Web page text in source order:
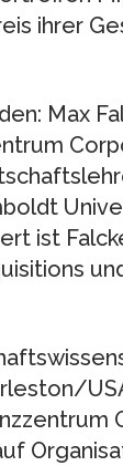
ihrer
Max
ist